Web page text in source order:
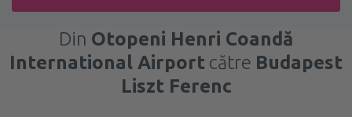
Din Otopeni Henri Coandă
International Airport către Budapest
Liszt Ferenc